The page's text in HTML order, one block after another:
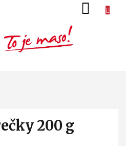
200 g